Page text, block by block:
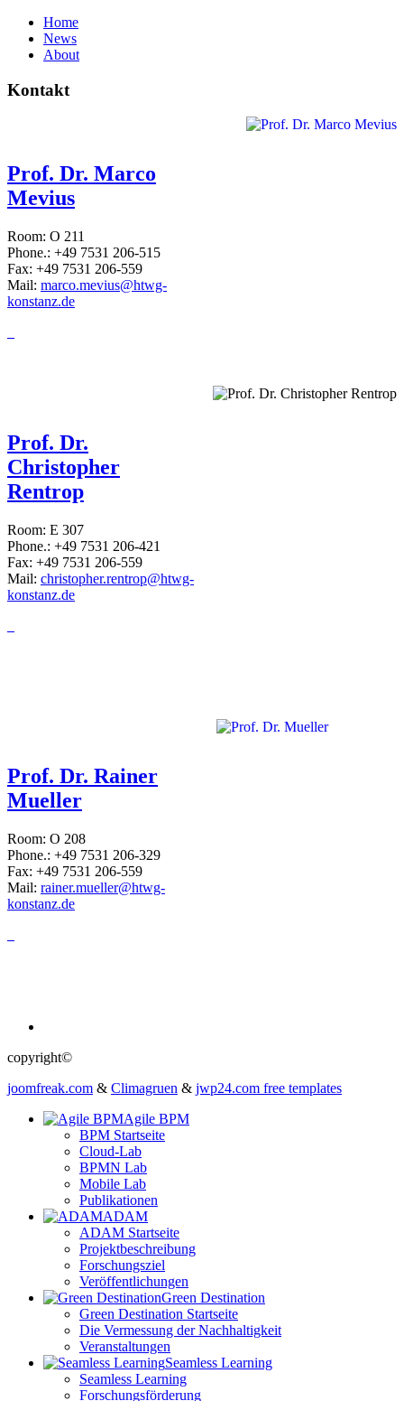
Home
News
About
Kontakt
Prof. Dr. Marco
Mevius
Room: O 211
Phone.: +49 7531 206-515
Fax: +49 7531 206-559
Mail: marco.mevius@htwg-
konstanz.de
Prof. Dr.
Christopher
Rentrop
Room: E 307
Phone.: +49 7531 206-421
Fax: +49 7531 206-559
Mail: christopher.rentrop@htwg-
konstanz.de
Prof. Dr. Rainer
Mueller
Room: O 208
Phone.: +49 7531 206-329
Fax: +49 7531 206-559
Mail: rainer.mueller@htwg-
konstanz.de
copyright©
joomfreak.com & Climagruen & jwp24.com free templates
Agile BPM
BPM Startseite
Cloud-Lab
BPMN Lab
Mobile Lab
Publikationen
ADAM
ADAM Startseite
Projektbeschreibung
Forschungsziel
Veröffentlichungen
Green Destination
Green Destination Startseite
Die Vermessung der Nachhaltigkeit
Veranstaltungen
Seamless Learning
Seamless Learning
Forschungsförderung